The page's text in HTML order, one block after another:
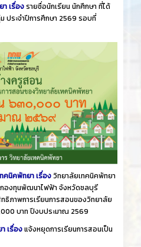
า เรื่องรายชื่อนักเรียน นักศึกษา ที่ได้
ประจำปีการศึกษา 2569 รอบที่
คนิคพัทยา เรื่องวิทยาลัยเทคนิคพัทยา
องทุนพัฒนาไฟฟ้า จังหวัดชลบุรี
ธิภาพการเรียนการสอนของวิทยาลัย
บาท ปีงบประมาณ 2569
เรื่องแจ้งหยุดการเรียนการสอนเป็น